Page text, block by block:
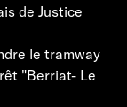
de Justice
le tramway
"Berriat- Le